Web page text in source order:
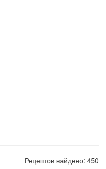
Рецептов найдено: 450